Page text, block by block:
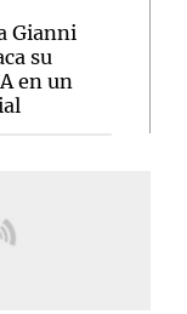
Gianni
su
en un
Notas
3 en Groenlandia